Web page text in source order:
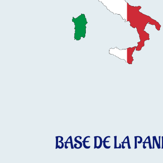
BASE DE LA